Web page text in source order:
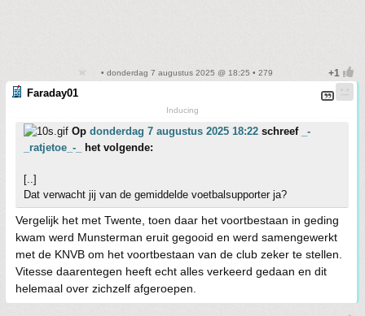
• donderdag 7 augustus 2025 @ 18:25 • 279
Faraday01
Inducing
Op donderdag 7 augustus 2025 18:22 schreef
_-
_ratjetoe_-_
het volgende:
[..]
Dat verwacht jij van de gemiddelde voetbalsupporter ja?
Vergelijk het met Twente, toen daar het voortbestaan in geding
kwam werd Munsterman eruit gegooid en werd samengewerkt
met de KNVB om het voortbestaan van de club zeker te stellen.
Vitesse daarentegen heeft echt alles verkeerd gedaan en dit
helemaal over zichzelf afgeroepen.